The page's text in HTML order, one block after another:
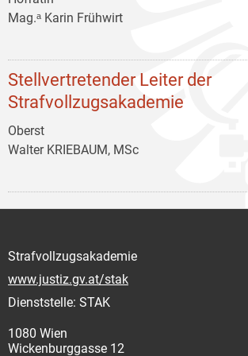
Mag.ᵃ Karin Frühwirt
Stellvertretender Leiter der
Strafvollzugsakademie
Oberst
Walter KRIEBAUM, MSc
Strafvollzugsakademie
www.justiz.gv.at/stak
Dienststelle: STAK
1080 Wien
Wickenburggasse 12